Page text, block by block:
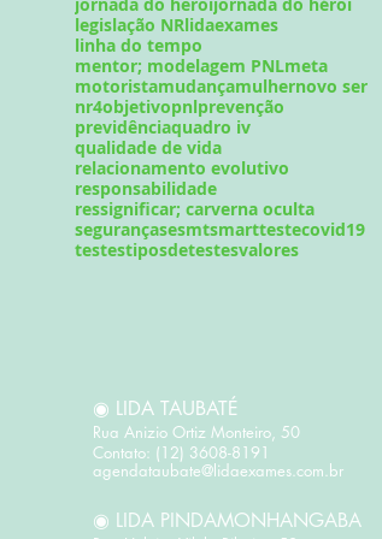
legislação NRlidaexames
linha do tempo
mentor; modelagem PNLmeta
motoristamudançamulhernovo ser
nr4objetivopnlprevenção
previdênciaquadro iv
qualidade de vida
relacionamento evolutivo
responsabilidade
ressignificar; carverna oculta
segurançasesmtsmarttestecovid19
testestiposdetestesvalores
◉ LIDA TAUBATÉ
Rua Anizio Ortiz Monteiro, 50 ​
Contato: (12) 3608-8191
agendataubate@lidaexames.com.br
◉ LIDA PINDAMONHANGABA